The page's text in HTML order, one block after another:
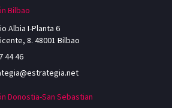
Bilbao
Albia I-Planta 6
8. 48001 Bilbao
44 46
Donostia-San Sebastian